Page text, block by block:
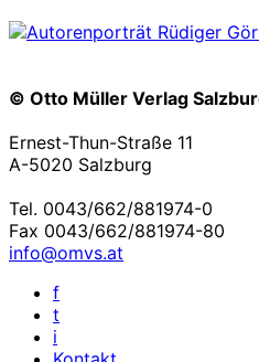
© Otto Müller Verlag
Ernest-Thun-Straße 11
A-5020 Salzburg
Tel. 0043/662/881974-0
Fax 0043/662/881974-80
info@omvs.at
f
t
i